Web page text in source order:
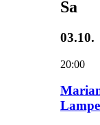
Sa
03.10.
20:00